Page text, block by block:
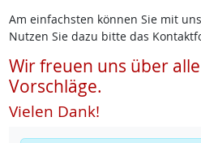
Am einfachsten können Sie mit
Nutzen Sie dazu bitte das
Wir freuen uns über
Vorschläge.
Vielen Dank!